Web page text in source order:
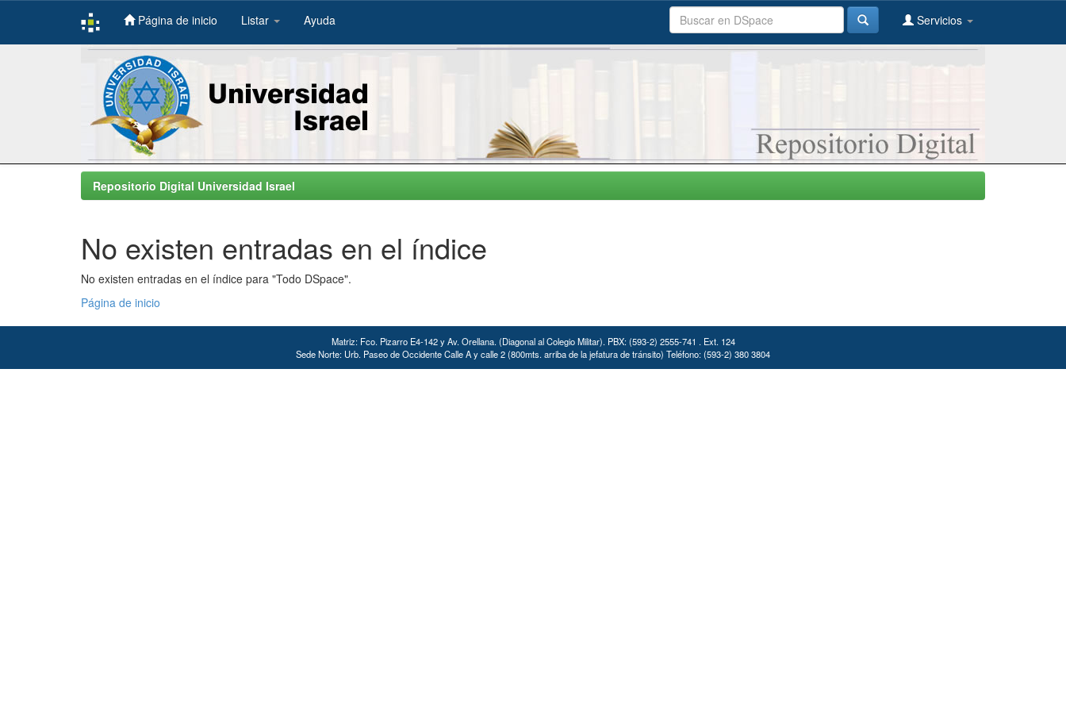
Skip
Página de inicio Listar Ayuda Servicios
Repositorio Digital Universidad Israel
No existen entradas en el índice
No existen entradas en el índice para "Todo DSpace".
Página de inicio
Matriz: Fco. Pizarro E4-142 y Av. Orellana. (Diagonal al Colegio Militar). PBX: (593-2) 2555-741 . Ext. 124
Sede Norte: Urb. Paseo de Occidente Calle A y calle 2 (800mts. arriba de la jefatura de tránsito) Teléfono: (593-2) 380 3804